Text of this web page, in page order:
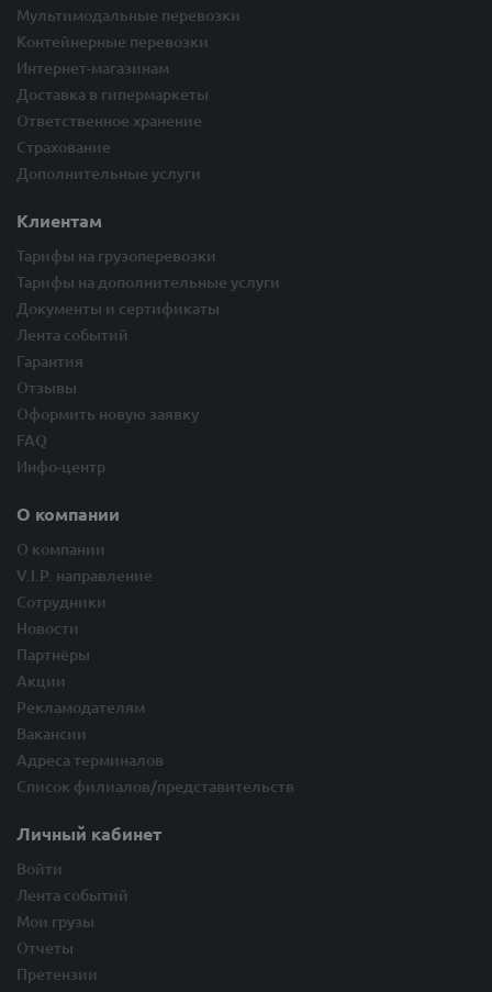
Мультимодальные перевозки
Контейнерные перевозки
Интернет-магазинам
Доставка в гипермаркеты
Ответственное хранение
Страхование
Дополнительные услуги
Клиентам
Тарифы на грузоперевозки
Тарифы на дополнительные услуги
Документы и сертификаты
Лента событий
Гарантия
Отзывы
Оформить новую заявку
FAQ
Инфо-центр
О компании
О компании
V.I.P. направление
Сотрудники
Новости
Партнёры
Акции
Рекламодателям
Вакансии
Адреса терминалов
Список филиалов/представительств
Личный кабинет
Войти
Лента событий
Мои грузы
Отчеты
Претензии